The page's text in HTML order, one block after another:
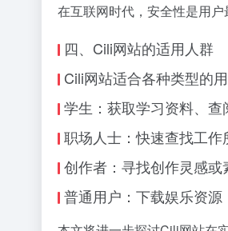
在互联网时代，安全性是用
四、Cili网站的适用人群
Cili网站适合各种类型的
学生：获取学习资料、查
职场人士：快速查找工作
创作者：寻找创作灵感或
普通用户：下载娱乐资源